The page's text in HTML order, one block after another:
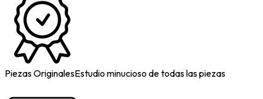
Piezas OriginalesEstudio minucioso de todas las piezas